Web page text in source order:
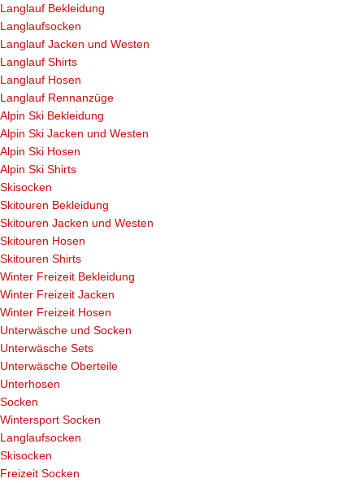
Langlauf Bekleidung
Langlaufsocken
Langlauf Jacken und Westen
Langlauf Shirts
Langlauf Hosen
Langlauf Rennanzüge
Alpin Ski Bekleidung
Alpin Ski Jacken und Westen
Alpin Ski Hosen
Alpin Ski Shirts
Skisocken
Skitouren Bekleidung
Skitouren Jacken und Westen
Skitouren Hosen
Skitouren Shirts
Winter Freizeit Bekleidung
Winter Freizeit Jacken
Winter Freizeit Hosen
Unterwäsche und Socken
Unterwäsche Sets
Unterwäsche Oberteile
Unterhosen
Socken
Wintersport Socken
Langlaufsocken
Skisocken
Freizeit Socken